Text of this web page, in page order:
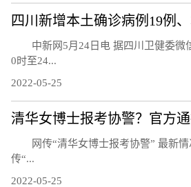
中新网5月24日电 据四川卫健委微
0时至24...
2022-05-25
网传“清华女博士报考协警” 最新
传“...
2022-05-25